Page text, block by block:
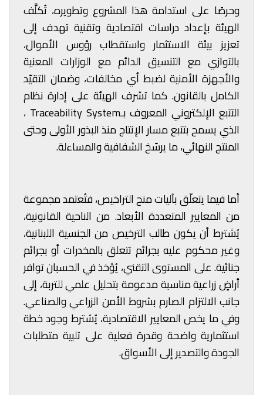
وحرصًا على استدامة هذا المشروع وتطويره، تُكلَّف
الهيئة بإعداد دراسات اقتصادية وتقنية تهدف إلى
تعزيز بيئة الاستثمار واستقطاب رؤوس الأموال،
بالتوازي مع التنسيق الدائم مع الوزارات المعنية
والأجهزة الأمنية لضبط أي مخالفات، وضمان التقيّد
الكامل بالقانون. كما تشرف الهيئة على إدارة نظام
التتبع الإلكتروني المعروف بـTraceability System ،
الذي يسمح بتتبع مسار الإنتاج منذ البذور الأولى وحتى
المنتج النهائي، ما يرسّخ الشفافية والمساءلة.
أما فيما يتعلّق بآليات منح التراخيص، فتُعتمد مجموعة
من المعايير المتعددة الأبعاد. من الناحية القانونية،
يُشترط أن يكون طالب الترخيص من الجنسية اللبنانية،
وغير محكوم عليه بجرائم تتعلق بالمخدرات أو بجرائم
جنائية. على المستوى التقني، يُؤخذ في الحسبان توافر
أراضٍ زراعية مناسبة مدعومة بتحليل علمي للتربة، إلى
جانب الالتزام الصارم بشروط الأمن الزراعي والصناعي.
وفي ما يخص المعايير الاقتصادية، يُشترط وجود خطة
استثمارية واضحة وقدرة فعلية على تلبية متطلبات
الجودة والتصدير إلى الأسواق.